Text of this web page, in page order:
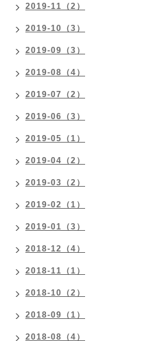
2019-11（2）
2019-10（3）
2019-09（3）
2019-08（4）
2019-07（2）
2019-06（3）
2019-05（1）
2019-04（2）
2019-03（2）
2019-02（1）
2019-01（3）
2018-12（4）
2018-11（1）
2018-10（2）
2018-09（1）
2018-08（4）